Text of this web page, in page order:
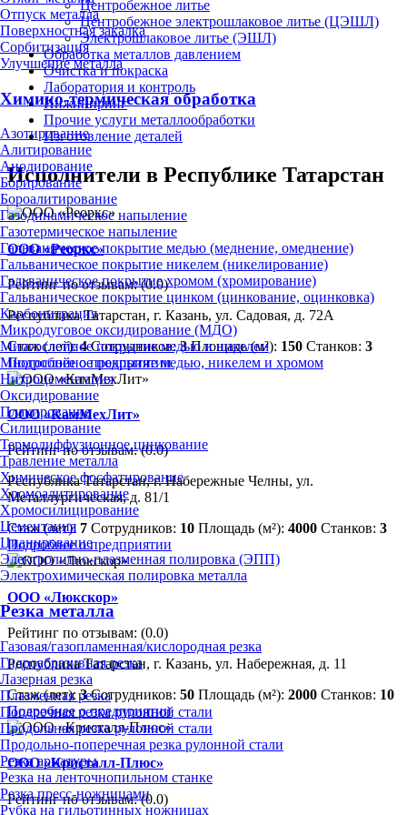
Отпуск металла
Поверхностная закалка
Сорбитизация
Улучшение металла
Химико-термическая обработка
Азотирование
Алитирование
Анодирование
Борирование
Бороалитирование
Газодинамическое напыление
Газотермическое напыление
Гальваническое покрытие медью (меднение, омеднение)
Гальваническое покрытие никелем (никелирование)
Гальваническое покрытие хромом (хромирование)
Гальваническое покрытие цинком (цинкование, оцинковка)
Карбонитрация
Микродуговое оксидирование (МДО)
Многослойное покрытие медью и никелем
Многослойное покрытие медью, никелем и хромом
Нитроцементация
Оксидирование
Плакирование
Силицирование
Термодиффузионное цинкование
Травление металла
Химическое фосфатирование
Хромоалитирование
Хромосилицирование
Цементация
Цианирование
Электролитно-плазменная полировка (ЭПП)
Электрохимическая полировка металла
Резка металла
Газовая/газопламенная/кислородная резка
Гидроабразивная резка
Лазерная резка
Плазменная резка
Поперечная резка рулонной стали
Продольная резка рулонной стали
Продольно-поперечная резка рулонной стали
Резка арматуры
Резка на ленточнопильном станке
Резка пресс-ножницами
Рубка на гильотинных ножницах
Центробежное литье
Центробежное электрошлаковое литье (ЦЭШЛ)
Электрошлаковое литье (ЭШЛ)
Обработка металлов давлением
Очистка и покраска
Лаборатория и контроль
Инжиниринг
Прочие услуги металлообработки
Изготовление деталей
Исполнители в Республике Татарстан
ООО «Реоркс»
Рейтинг по отзывам:(0.0)
Республика Татарстан, г. Казань, ул. Садовая, д. 72А
Стаж (лет):4 Сотрудников:3 Площадь (м²): 150 Станков: 3
Подробнее о предприятии
ООО «КамМехЛит»
Рейтинг по отзывам:(0.0)
Республика Татарстан, г. Набережные Челны, ул.
Металлургическая, д. 81/1
Стаж (лет): 7 Сотрудников: 10 Площадь (м²): 4000 Станков: 3
Подробнее о предприятии
ООО «Люкскор»
Рейтинг по отзывам: (0.0)
Республика Татарстан, г. Казань, ул. Набережная, д. 11
Стаж (лет):3 Сотрудников: 50 Площадь (м²): 2000 Станков: 10
Подробнее о предприятии
ООО «Кристалл-Плюс»
Рейтинг по отзывам:(0.0)